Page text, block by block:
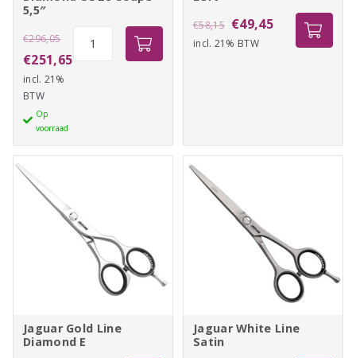
5,5″
€296,05
Oorspronkelijke
prijs
was:
€251,65Huidige
incl. 21%
BTW
Op
voorraad
Coupe
€58,15 Oorspronkelijke
prijs
€49,45Huidige
prijs
incl. 21% BTW
Jaguar Gold Line
Diamond E
Jaguar White Line
Satin